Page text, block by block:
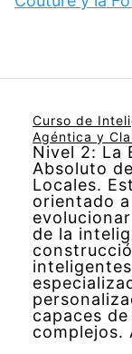
Curso de
Agéntica y
Nivel 2: La
Absoluto
Locales.
orientado
de la
capaces
complejos.